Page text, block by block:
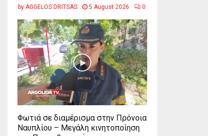
by AGGELOS DRITSAS 5 August 2026 0
Φωτιά σε διαμέρισμα στην Πρόνοια
Ναυπλίου – Μεγάλη κινητοποίηση